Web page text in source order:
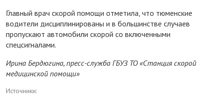
Главный врач скорой помощи отметила, что тюменские
водители дисциплинированы и в большинстве случаев
пропускают автомобили скорой со включенными
спецсигналами.
Ирина Бердюгина, пресс-служба ГБУЗ ТО «Станция скорой
медицинской помощи»
Источники: